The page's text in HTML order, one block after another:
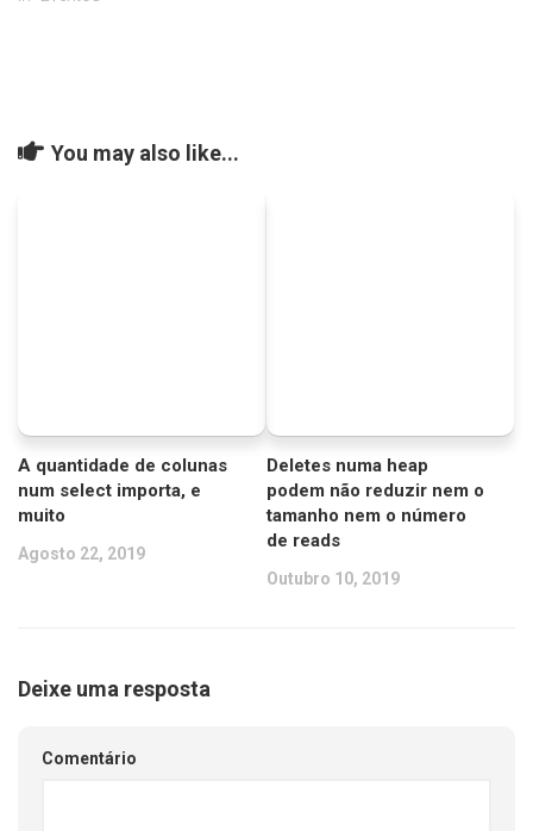
You may also like...
A quantidade de colunas
num select importa, e
muito
Agosto 22, 2019
Deletes numa heap
podem não reduzir nem o
tamanho nem o número
de reads
Outubro 10, 2019
Deixe uma resposta
Comentário